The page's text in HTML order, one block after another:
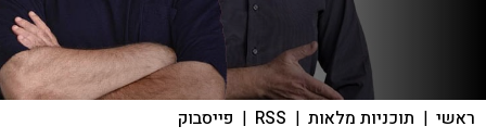
ראשי | תוכניות מלאות |
RSS
| פייסבוק